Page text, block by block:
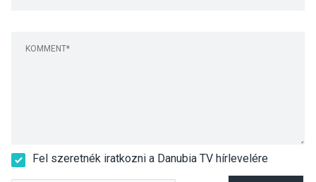
Fel szeretnék iratkozni a Danubia TV hírlevelére